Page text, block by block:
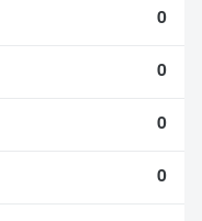
0
0
0
0